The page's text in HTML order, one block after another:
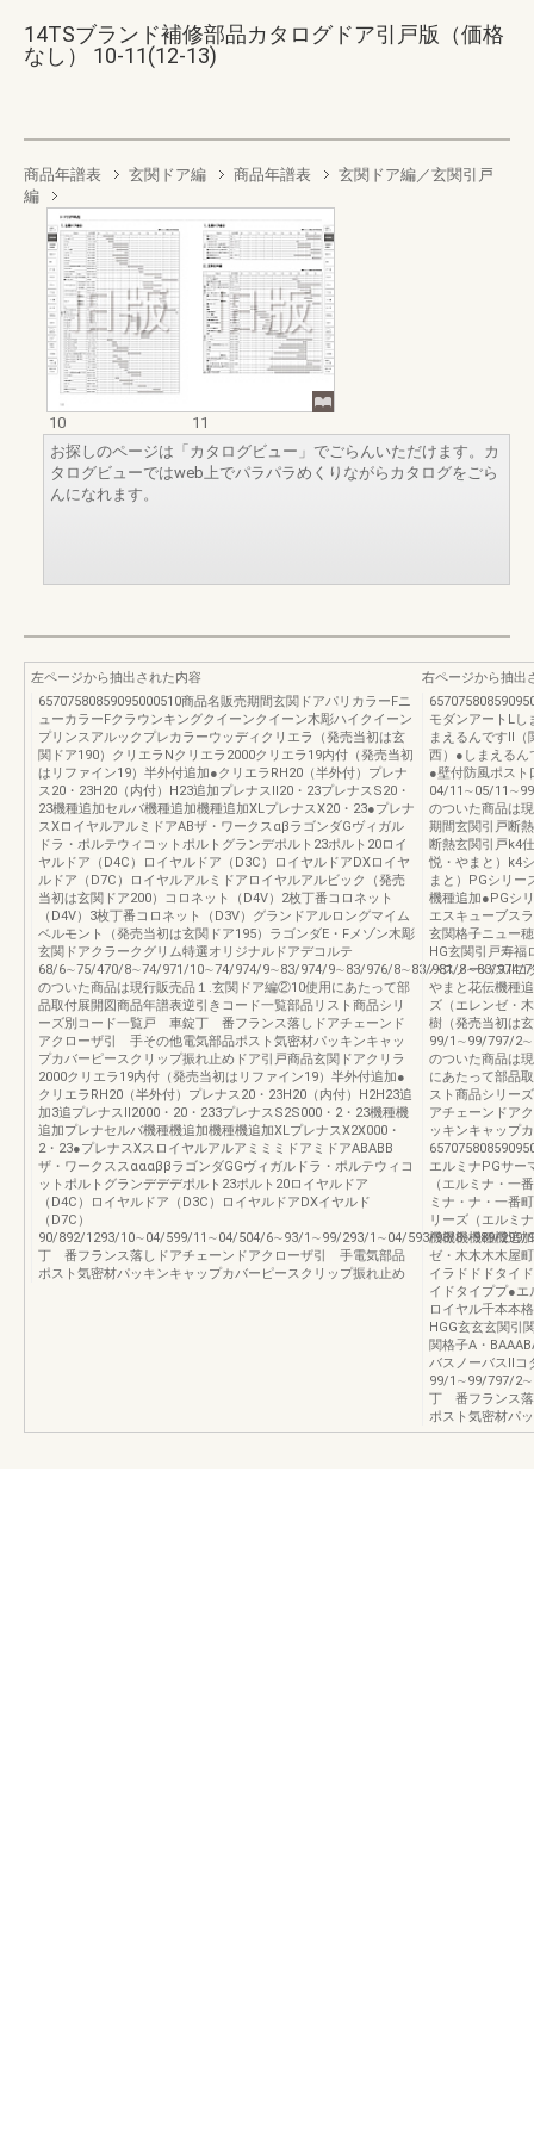
14TSブランド補修部品カタログドア引戸版（価格
なし） 10-11(12-13)
商品年譜表 玄関ドア編 商品年譜表
玄関ドア編／玄関引戸
編
10
11
お探しのページは「カタログビュー」でごらんいただけます。カ
タログビューではweb上でパラパラめくりながらカタログをごら
んになれます。
左ページから抽出された内容
65707580859095000510商品名販売期間玄関ドアパリカラーFニ
ューカラーFクラウンキングクイーンクイーン木彫ハイクイーン
プリンスアルックプレカラーウッディクリエラ（発売当初は玄
関ドア190）クリエラNクリエラ2000クリエラ19内付（発売当初
はリファイン19）半外付追加●クリエラRH20（半外付）プレナ
ス20・23H20（内付）H23追加プレナスⅡ20・23プレナスS20・
23機種追加セルバ機種追加機種追加XLプレナスX20・23●プレナ
スXロイヤルアルミドアABザ・ワークスαβラゴンダGヴィガル
ドラ・ポルテウィコットポルトグランデポルト23ポルト20ロイ
ヤルドア（D4C）ロイヤルドア（D3C）ロイヤルドアDXロイヤ
ルドア（D7C）ロイヤルアルミドアロイヤルアルビック（発売
当初は玄関ドア200）コロネット（D4V）2枚丁番コロネット
（D4V）3枚丁番コロネット（D3V）グランドアルロングマイム
ベルモント（発売当初は玄関ドア195）ラゴンダE・Fメゾン木彫
玄関ドアクラークグリム特選オリジナルドアデコルテ
68/6∼75/470/8∼74/971/10∼74/974/9∼83/974/9∼83/976/8∼83/981/8∼83/
のついた商品は現行販売品１.玄関ドア編②10使用にあたって部
品取付展開図商品年譜表逆引きコード一覧部品リスト商品シリ
ーズ別コード一覧戸 車錠丁 番フランス落しドアチェーンド
アクローザ引 手その他電気部品ポスト気密材パッキンキャッ
プカバーピースクリップ振れ止めドア引戸商品玄関ドアクリラ
2000クリエラ19内付（発売当初はリファイン19）半外付追加●
クリエラRH20（半外付）プレナス20・23H20（内付）H2H23追
加3追プレナスⅡ2000・20・233プレナスS2S000・2・23機種機
追加プレナセルバ機種機追加機種機追加XLプレナスX2X000・
2・23●プレナスXスロイヤルアルアミミミドアミドアABABB
ザ・ワークススαααββラゴンダGGヴィガルドラ・ポルテウィコ
ットポルトグランデデデポルト23ポルト20ロイヤルドア
（D4C）ロイヤルドア（D3C）ロイヤルドアDXイヤルド
（D7C）
90/892/1293/10∼04/599/11∼04/504/6∼93/1∼99/293/1∼04/593/93/8∼989/
丁 番フランス落しドアチェーンドアクローザ引 手電気部品
ポスト気密材パッキンキャップカバーピースクリップ振れ止め
右ページから抽出
モダンアートLし
まえるんですⅡ
西）●しまえるん
●壁付防風ポスト
04/11∼05/
のついた商品は
期間玄関引戸断
断熱玄関引戸k4
悦・やまと）k4
まと）PGシリー
機種追加●PGシ
エスキューブス
玄関格子ニュー
HG玄関引戸寿福
バスノーバスⅡコ
やまと花伝機種
ズ（エレンゼ・
樹（発売当初は
99/1∼99/797/
のついた商品は
にあたって部品
スト商品シリー
アチェーンドア
ッキンキャップ
エルミナPGサー
（エルミナ・一
ミナ・ナ・一番
リーズ（エルミ
機機機機種機追
ゼ・木木木木屋
イラドドドタイ
イドタイププ●エ
ロイヤル千本本
HGG玄玄玄関引
関格子A・
バスノーバスⅡコ
99/1∼99/797/
丁 番フランス
ポスト気密材パ